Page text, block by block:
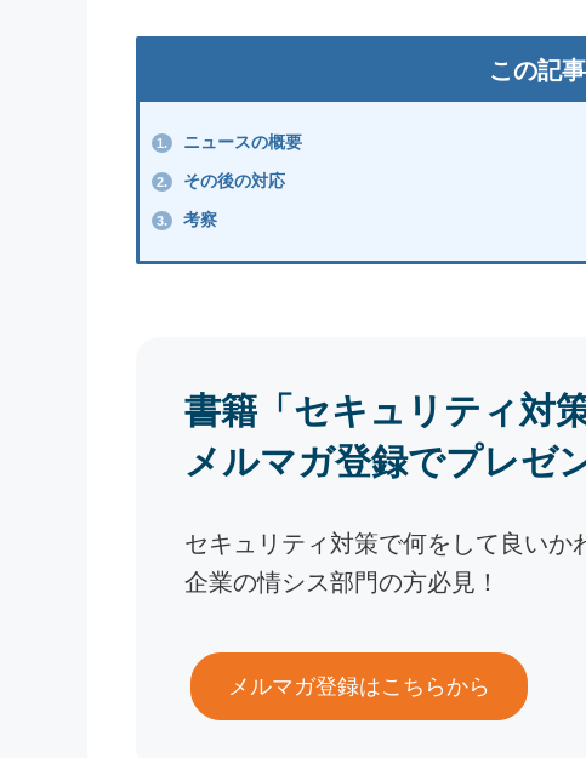
この記
1. ニュースの概要
2. その後の対応
3. 考察
書籍「セキュリティ対
メルマガ登録でプレゼ
セキュリティ対策で何をして良いか
企業の情シス部門の方必見！
メルマガ登録はこちらから